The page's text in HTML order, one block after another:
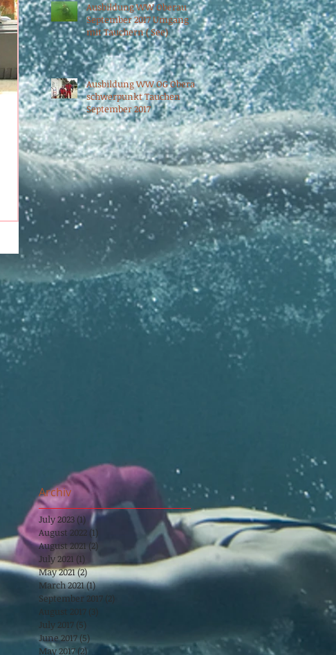
Ausbildung WW Oberau
September 2017 Umgang
mit Tauchern ( See)
Ausbildung WW OG Oberau
schwerpunkt Tauchen
September 2017
Archiv
July 2023(1) 1 post
August 2022 (1)
August 2021 (2)
July 2021 (1) 1 post
May 2021(2)2 posts
March 2021(1)1 post
September 2017 (2)
August 2017 (3)
July 2017 (5)
June 2017 (5)5 posts
May 2017(2)2 posts